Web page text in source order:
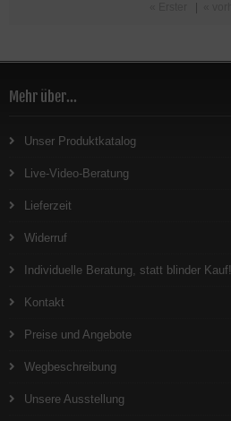
Mehr über...
Unser Produktkatalog
Live-Video-Beratung
Lieferzeit
Widerruf
Individuelle Beratung, statt blinder Kauf!
Kontakt
Preise und Angebote
Wegbeschreibung
Unsere Ausstellung